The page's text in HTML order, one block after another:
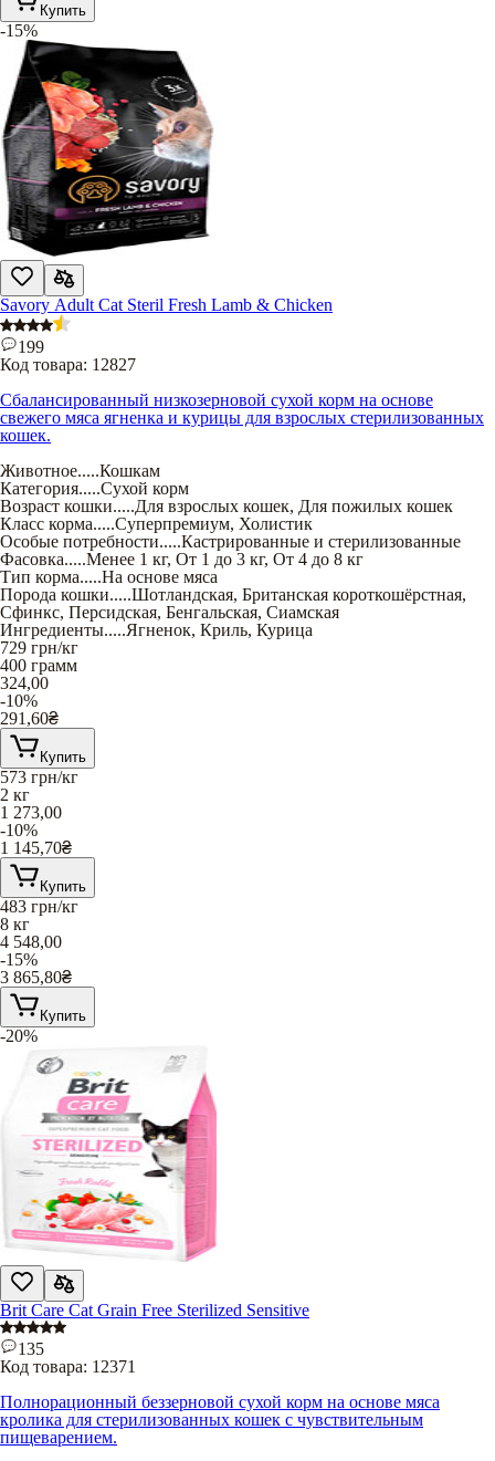
Купить
-15%
Savory Adult Cat Steril Fresh Lamb & Chicken
199
Код товара: 12827
Сбалансированный низкозерновой сухой корм на основе
свежего мяса ягненка и курицы для взрослых стерилизованных
кошек.
Животное.....Кошкам
Категория.....Сухой корм
Возраст кошки.....Для взрослых кошек, Для пожилых кошек
Класс корма.....Суперпремиум, Холистик
Особые потребности.....Кастрированные и стерилизованные
Фасовка.....Менее 1 кг, От 1 до 3 кг, От 4 до 8 кг
Тип корма.....На основе мяса
Порода кошки.....Шотландская, Британская короткошёрстная,
Сфинкс, Персидская, Бенгальская, Сиамская
Ингредиенты.....Ягненок, Криль, Курица
729 грн/кг
400 грамм
324,00
-10%
291,60₴
Купить
573 грн/кг
2 кг
1 273,00
-10%
1 145,70₴
Купить
483 грн/кг
8 кг
4 548,00
-15%
3 865,80₴
Купить
-20%
Brit Care Cat Grain Free Sterilized Sensitive
135
Код товара: 12371
Полнорационный беззерновой сухой корм на основе мяса
кролика для стерилизованных кошек с чувствительным
пищеварением.